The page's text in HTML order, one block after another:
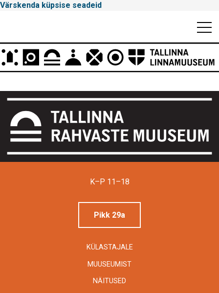
Värskenda küpsise seadeid
Peamenüü
K–P 11–18
Pikk 29a
KÜLASTAJALE
MUUSEUMIST
NÄITUSED